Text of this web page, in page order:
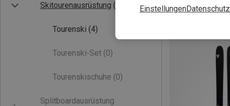
Skitourenausrüstung (4)
Tourenski (4)
Tourenski-Set (0)
Tourenskischuhe (0)
Splitboardausrüstung
EinstellungenDatenschutz